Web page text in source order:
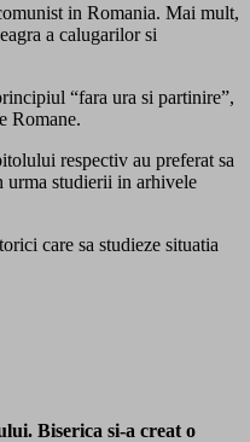
in Romania. Mai mult,
a calugarilor si
“fara ura si partinire”,
Romane.
respectiv au preferat sa
urma studierii in arhivele
care sa studieze situatia
Biserica si-a creat o